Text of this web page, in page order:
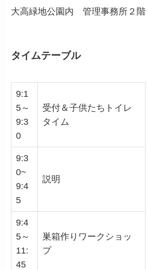
大高緑地公園内 管理事務所２階
タイムテーブル
9:1
5～
9:3
0
受付＆子供たちトイレ
タイム
9:3
0~
9:4
5
説明
9:4
5～
11:
45
巣箱作りワークショッ
プ